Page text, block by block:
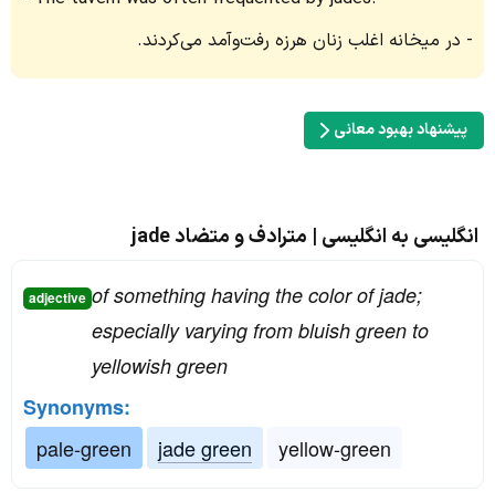
در میخانه اغلب زنان هرزه رفت‌وآمد می‌کردند.
پیشنهاد بهبود معانی
انگلیسی به انگلیسی | مترادف و متضاد jade
adjective of something having the color of jade;
especially varying from bluish green to
yellowish green
Synonyms:
pale-green
jade green yellow-green